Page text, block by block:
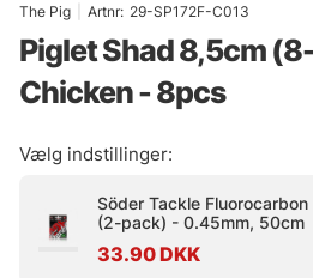
The Pig Artnr: 29-SP172F-C013
Piglet Shad 8,5cm
Chicken - 8pcs
Vælg indstillinger:
Söder Tackle
(2-pack) - 0.45mm, 50cm
33.90 DKK